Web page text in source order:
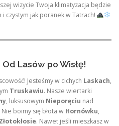
wizycie Twoja klimatyzacja będzie
czystym jak poranek w Tatrach!
Lasów po Wisłę!
Jesteśmy w cichych Laskach,
Truskawiu. Nasze wiertarki
, luksusowym Nieporęciu nad
Nie boimy się błota w Hornówku,
Złotokłosie. Nawet jeśli mieszkasz w